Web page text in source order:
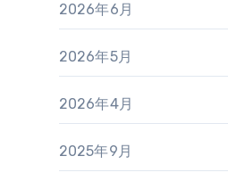
2026年6月
2026年5月
2026年4月
2025年9月